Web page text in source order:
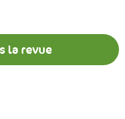
la revue